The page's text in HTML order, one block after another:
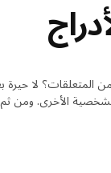
لا حيرة بعد
الأخرى. ومن
التصميمات